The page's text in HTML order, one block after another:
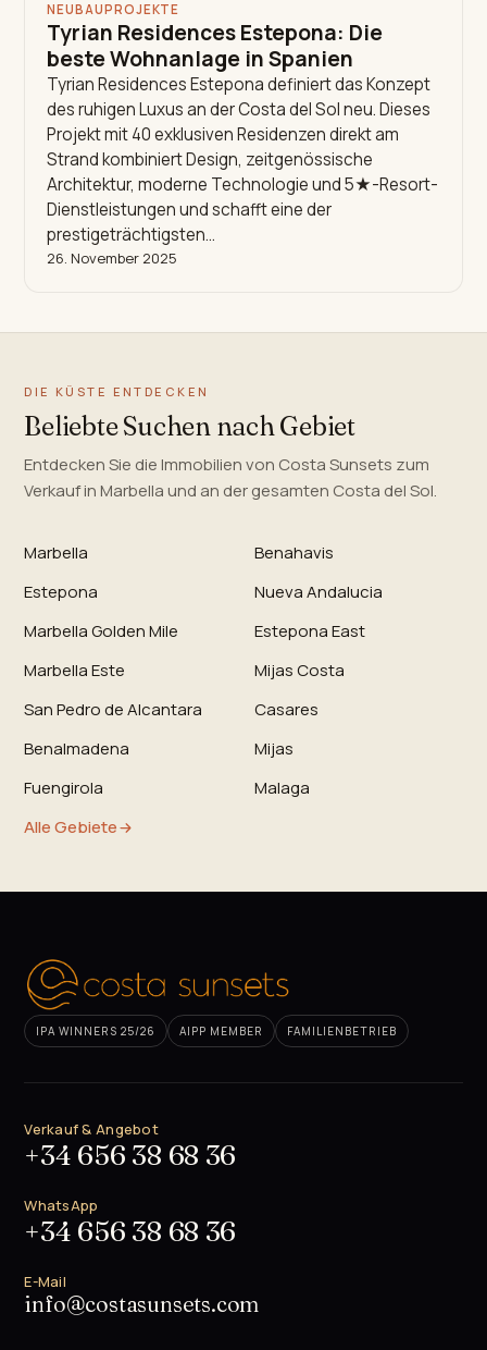
NEUBAUPROJEKTE
Tyrian Residences Estepona: Die
beste Wohnanlage in Spanien
Tyrian Residences Estepona definiert das Konzept
des ruhigen Luxus an der Costa del Sol neu. Dieses
Projekt mit 40 exklusiven Residenzen direkt am
Strand kombiniert Design, zeitgenössische
Architektur, moderne Technologie und 5★-Resort-
Dienstleistungen und schafft eine der
prestigeträchtigsten…
26. November 2025
DIE KÜSTE ENTDECKEN
Beliebte Suchen nach Gebiet
Entdecken Sie die Immobilien von Costa Sunsets zum
Verkauf in Marbella und an der gesamten Costa del Sol.
Marbella
Benahavis
Estepona
Nueva Andalucia
Marbella Golden Mile
Estepona East
Marbella Este
Mijas Costa
San Pedro de Alcantara
Casares
Benalmadena
Mijas
Fuengirola
Malaga
Alle Gebiete
IPA WINNERS 25/26 AIPP MEMBER FAMILIENBETRIEB
Verkauf & Angebot
+34 656 38 68 36
WhatsApp
+34 656 38 68 36
E-Mail
info@costasunsets.com